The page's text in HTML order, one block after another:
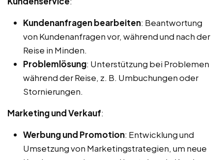
Kundenanfragen bearbeiten: Beantwortung
von Kundenanfragen vor, während und nach der
Reise in Minden.
Problemlösung: Unterstützung bei Problemen
während der Reise, z. B. Umbuchungen oder
Stornierungen.
Marketing und Verkauf:
Werbung und Promotion: Entwicklung und
Umsetzung von Marketingstrategien, um neue